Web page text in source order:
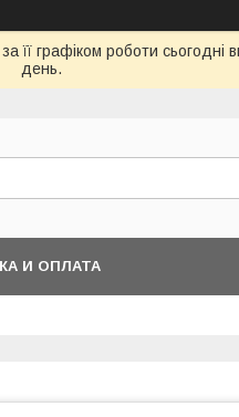
її графіком роботи
день.
И ОПЛАТА